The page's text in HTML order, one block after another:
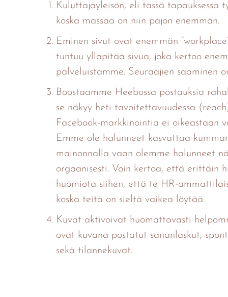
Kuluttajayleisön, eli tässä tapauksessa
koska massaa on niin pajon enemmän.
Eminen sivut ovat enemmän
tuntuu ylläpitää sivua, joka kertoo
palveluistamme. Seuraajien saaminen
Boostaamme Heebossa postauksia
se näkyy heti tavoitettavuudessa
Facebook-markkinointia ei oikeastaan
Emme ole halunneet kasvattaa
mainonnalla vaan olemme halunneet
orgaanisesti. Voin kertoa, että erittäin
huomiota siihen, että te HR-
koska teitä on sieltä vaikea löytää.
Kuvat aktivoivat huomattavasti
ovat kuvana postatut sananlaskut,
sekä tilannekuvat.